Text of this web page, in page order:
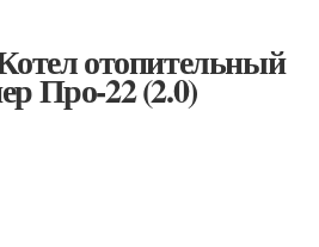
отопительный
Про-22 (2.0)